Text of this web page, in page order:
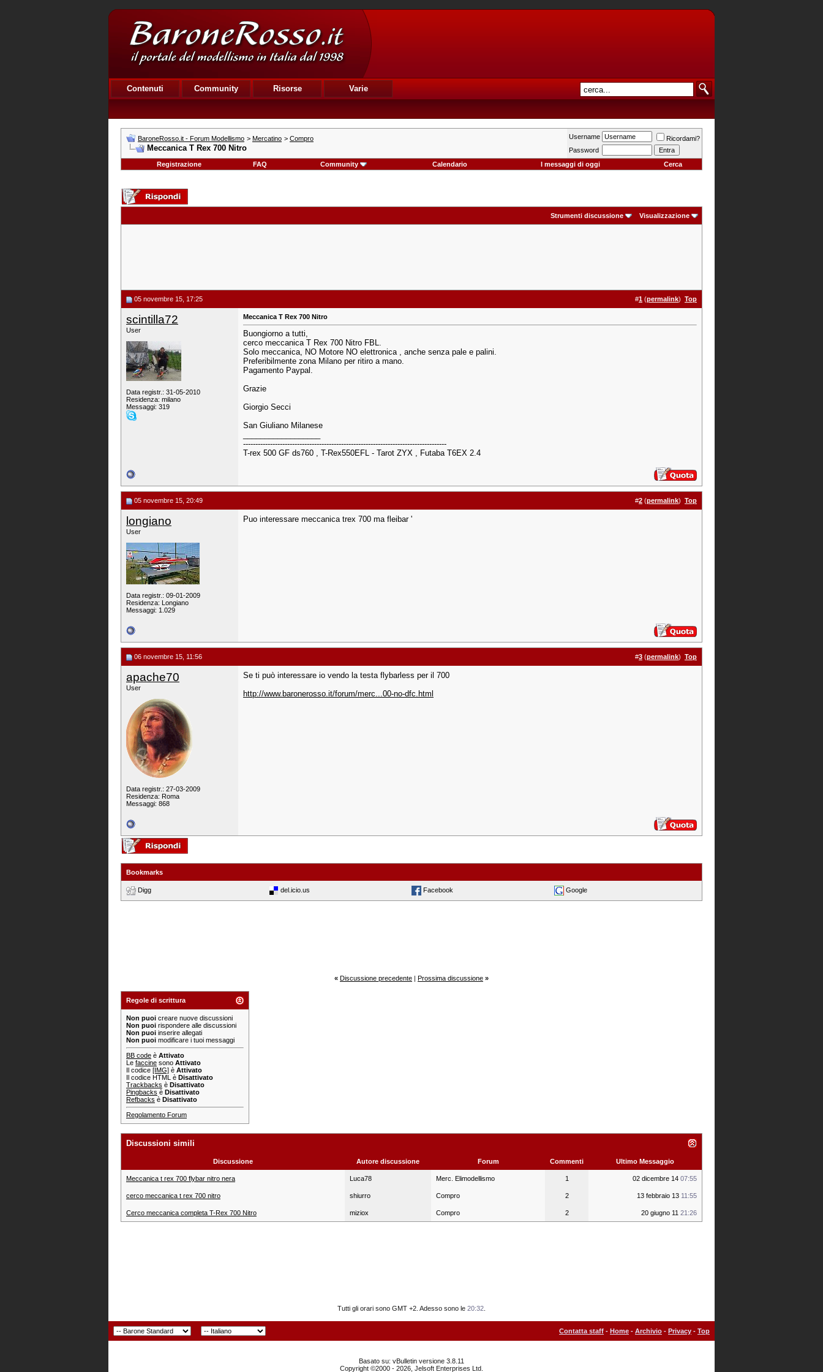
Contenuti Community Risorse Varie
BaroneRosso.it - Forum Modellismo > Mercatino > Compro
Meccanica T Rex 700 Nitro
Username
Ricordami?
Password
Registrazione
FAQ Community Calendario I messaggi di oggi Cerca
Strumenti discussione Visualizzazione
05 novembre 15, 17:25 #1 (permalink) Top
scintilla72
User
Data registr.: 31-05-2010
Residenza: milano
Messaggi: 319
Meccanica T Rex 700 Nitro
Buongiorno a tutti,
cerco meccanica T Rex 700 Nitro FBL.
Solo meccanica, NO Motore NO elettronica , anche senza pale e palini.
Preferibilmente zona Milano per ritiro a mano.
Pagamento Paypal.
Grazie
Giorgio Secci
San Giuliano Milanese
-----------------------------------------------------------------------------------
T-rex 500 GF ds760 , T-Rex550EFL - Tarot ZYX , Futaba T6EX 2.4
05 novembre 15, 20:49 #2 (permalink) Top
longiano
User
Data registr.: 09-01-2009
Residenza: Longiano
Messaggi: 1.029
Puo interessare meccanica trex 700 ma fleibar '
06 novembre 15, 11:56 #3 (permalink) Top
apache70
User
Data registr.: 27-03-2009
Residenza: Roma
Messaggi: 868
Se ti può interessare io vendo la testa flybarless per il 700
http://www.baronerosso.it/forum/merc...00-no-dfc.html
Bookmarks
Digg del.icio.us Facebook Google
« Discussione precedente | Prossima discussione »
Regole di scrittura
Non puoi creare nuove discussioni
Non puoi rispondere alle discussioni
Non puoi inserire allegati
Non puoi modificare i tuoi messaggi
BB code è Attivato
Le faccine sono Attivato
Il codice [IMG] è Attivato
Il codice HTML è Disattivato
Trackbacks è Disattivato
Pingbacks è Disattivato
Refbacks è Disattivato
Regolamento Forum
Discussioni simili
Discussione Autore discussione Forum Commenti Ultimo Messaggio
Meccanica t rex 700 flybar nitro nera Luca78 Merc. Elimodellismo 1 02 dicembre 14 07:55
cerco meccanica t rex 700 nitro shiurro Compro 2 13 febbraio 13 11:55
Cerco meccanica completa T-Rex 700 Nitro miziox Compro 2 20 giugno 11 21:26
Tutti gli orari sono GMT +2. Adesso sono le 20:32
Contatta staff - Home - Archivio - Privacy - Top
Basato su: vBulletin versione 3.8.11
Copyright ©2000 - 2026, Jelsoft Enterprises Ltd.